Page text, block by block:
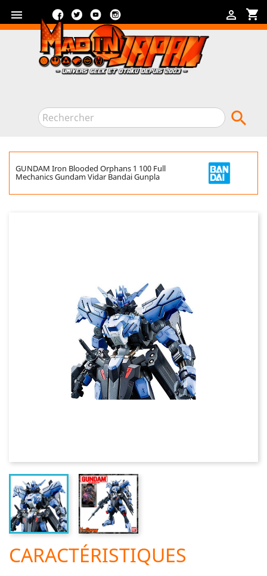
 shopping_cart

FacebookTwitterYouTube

GUNDAM Iron Blooded Orphans 1 100 Full
Mechanics Gundam Vidar Bandai Gunpla
CARACTÉRISTIQUES